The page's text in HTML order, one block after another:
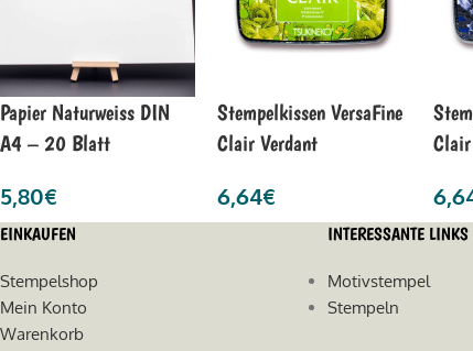
Papier Naturweiss DIN
A4 – 20 Blatt
5,80€
Stempelkissen VersaFine
Clair Verdant
6,64€
EINKAUFEN
Stempelshop
Mein Konto
Warenkorb
INTERESSANTE LINKS
Motivstempel
Stempeln